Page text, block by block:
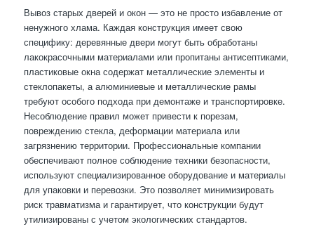
Вывоз старых дверей и окон — это не просто избавление от
ненужного хлама. Каждая конструкция имеет свою
специфику: деревянные двери могут быть обработаны
лакокрасочными материалами или пропитаны антисептиками,
пластиковые окна содержат металлические элементы и
стеклопакеты, а алюминиевые и металлические рамы
требуют особого подхода при демонтаже и транспортировке.
Несоблюдение правил может привести к порезам,
повреждению стекла, деформации материала или
загрязнению территории. Профессиональные компании
обеспечивают полное соблюдение техники безопасности,
используют специализированное оборудование и материалы
для упаковки и перевозки. Это позволяет минимизировать
риск травматизма и гарантирует, что конструкции будут
утилизированы с учетом экологических стандартов.